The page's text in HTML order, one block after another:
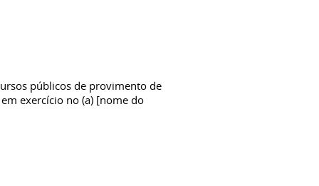
públicos de provimento de
exercício no (a) [nome do